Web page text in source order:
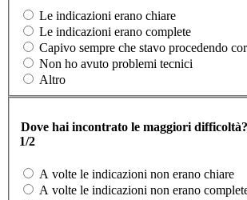
Le indicazioni erano chiare
Le indicazioni erano complete
Capivo sempre che stavo procedendo
Non ho avuto problemi tecnici
Altro
Dove hai incontrato le maggiori difficoltà?
1/2
A volte le indicazioni non erano chiare
A volte le indicazioni non erano